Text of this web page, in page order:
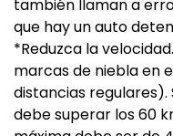
también llaman a
que hay un auto
*Reduzca la
marcas de niebla en
distancias regulares).
debe superar los 60